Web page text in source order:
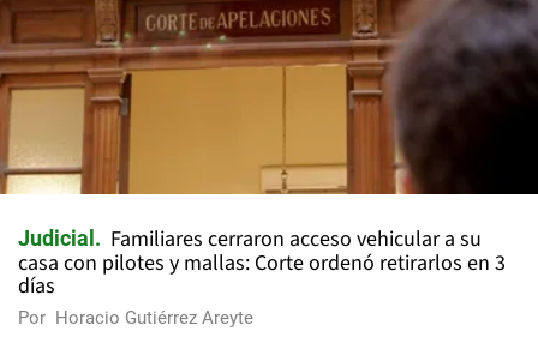
Judicial
Familiares cerraron acceso vehicular a su
casa con pilotes y mallas: Corte ordenó retirarlos en 3
días
Por Horacio Gutiérrez Areyte